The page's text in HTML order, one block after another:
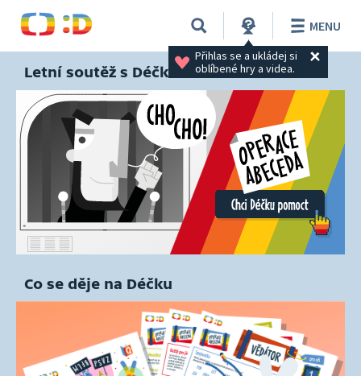
Přihlas se a ukládej si
oblíbené hry a videa.
MENU
Letní soutěž s Déčkem
Co se děje na Déčku